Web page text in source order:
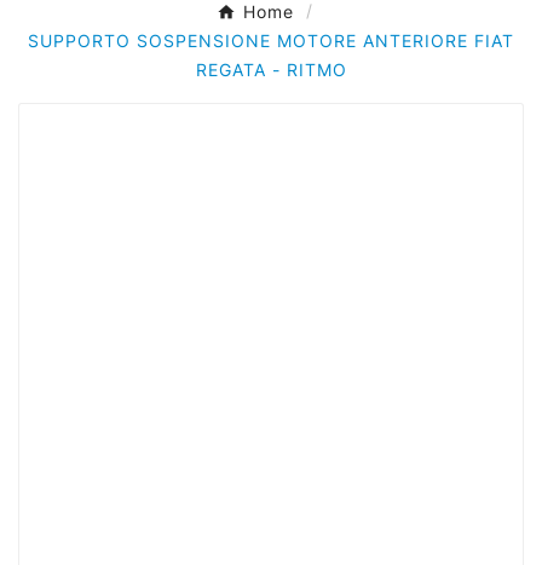
Home
SUPPORTO SOSPENSIONE MOTORE ANTERIORE FIAT
REGATA - RITMO